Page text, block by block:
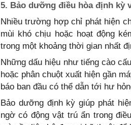
5. Bảo dưỡng điều hòa định kỳ
Nhiều trường hợp chỉ phát hiện
mùi khó chịu hoặc hoạt động
trong một khoảng thời gian nhất
Những dấu hiệu như tiếng cào
hoặc phân chuột xuất hiện gần
báo ban đầu có thể dẫn tới hư
Bảo dưỡng định kỳ giúp phát
ngờ có động vật trú ẩn trong